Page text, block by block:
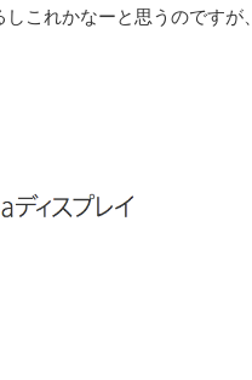
しこれかなーと思うのですが、